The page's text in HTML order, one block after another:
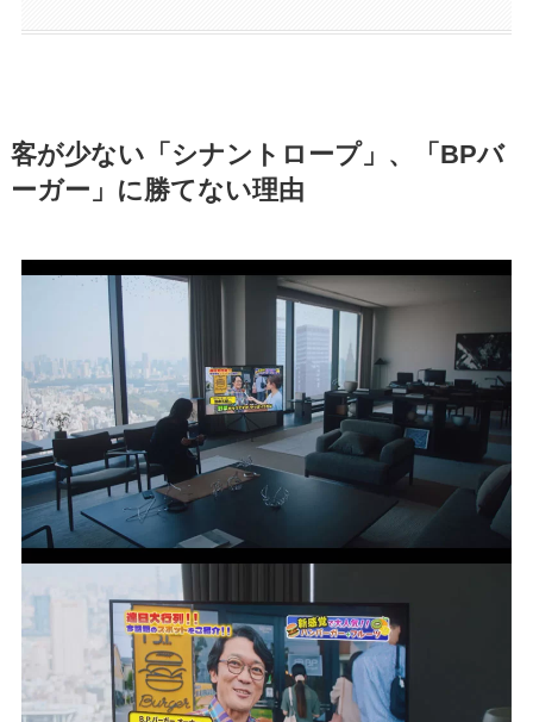
客が少ない「シナントロープ」、「BPバ
ーガー」に勝てない理由